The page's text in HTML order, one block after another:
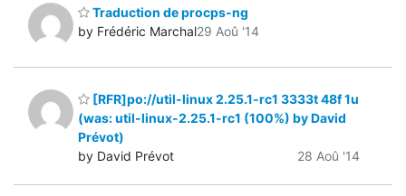
Traduction de procps-ng
by Frédéric Marchal29 Aoû '14
[RFR]po://util-linux 2.25.1-rc1 3333t 48f 1u
(was: util-linux-2.25.1-rc1 (100%) by David
Prévot)
by David Prévot
28 Aoû '14